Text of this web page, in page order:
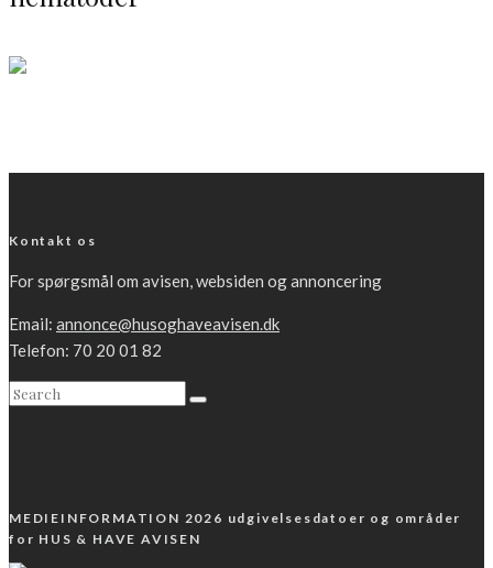
Kontakt os
For spørgsmål om avisen, websiden og annoncering
Email: annonce@husoghaveavisen.dk
Telefon: 70 20 01 82
MEDIEINFORMATION 2026 udgivelsesdatoer og områder
for HUS & HAVE AVISEN